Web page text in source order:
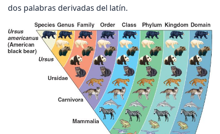
dos palabras derivadas del latín.